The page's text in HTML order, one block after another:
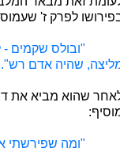
לפרק ז'
"ובולס שקמים -
שהיה אדם רש".
שהוא מביא את
"ומה שפירשתי